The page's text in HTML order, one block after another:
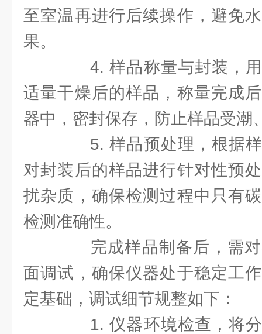
至室温再进行后续操作，避免
果。
4. 样品称量与封装，用
适量干燥后的样品，称量完成
器中，密封保存，防止样品受潮
5. 样品预处理，根据样
对封装后的样品进行针对性预
扰杂质，确保检测过程中只有
检测准确性。
完成样品制备后，需对
面调试，确保仪器处于稳定工
定基础，调试细节规整如下：
1. 仪器环境检查，将分